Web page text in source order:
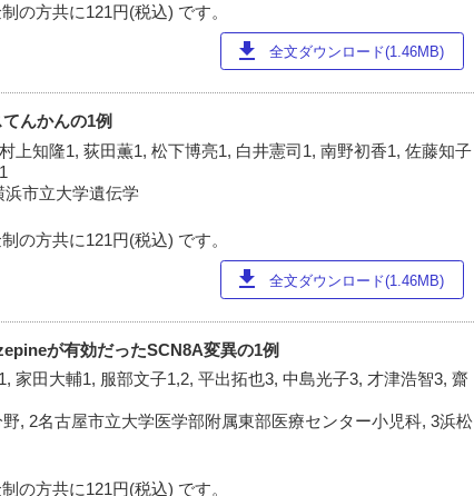
の方共に121円(税込) です。
download 全文ダウンロード(1.46MB)
んかんの1例
上知隆1, 荻田薫1, 松下博亮1, 白井憲司1, 南野初香1, 佐藤知子
浜市立大学遺伝学
の方共に121円(税込) です。
download 全文ダウンロード(1.46MB)
が有効だったSCN8A変異の1例
家田大輔1, 服部文子1,2, 平出拓也3, 中島光子3, 才津浩智3, 齋
, 2名古屋市立大学医学部附属東部医療センター小児科, 3浜松
の方共に121円(税込) です。